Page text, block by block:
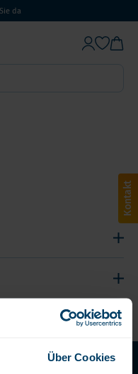
Über Cookies
da
Kundenservice
Kontakt